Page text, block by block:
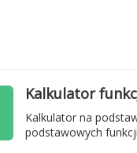
Kalkulator
Kalkulator na
podstawowych